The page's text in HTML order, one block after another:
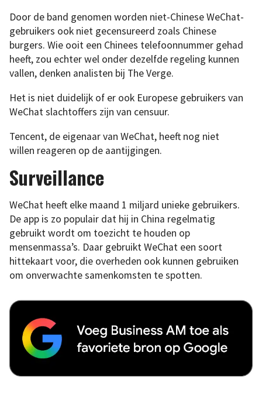
Door de band genomen worden niet-Chinese WeChat-
gebruikers ook niet gecensureerd zoals Chinese
burgers. Wie ooit een Chinees telefoonnummer gehad
heeft, zou echter wel onder dezelfde regeling kunnen
vallen, denken analisten bij The Verge.
Het is niet duidelijk of er ook Europese gebruikers van
WeChat slachtoffers zijn van censuur.
Tencent, de eigenaar van WeChat, heeft nog niet
willen reageren op de aantijgingen.
Surveillance
WeChat heeft elke maand 1 miljard unieke gebruikers.
De app is zo populair dat hij in China regelmatig
gebruikt wordt om toezicht te houden op
mensenmassa’s. Daar gebruikt WeChat een soort
hittekaart voor, die overheden ook kunnen gebruiken
om onverwachte samenkomsten te spotten.